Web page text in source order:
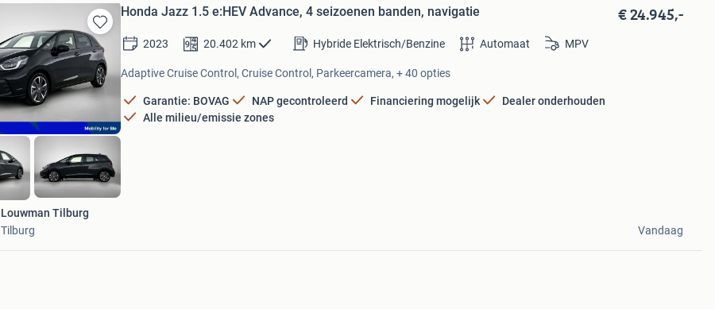
Bewaren
in
Mijn
Favorieten
Honda Jazz 1.5 e:HEV Advance, 4 seizoenen banden, navigatie € 24.945,-
2023 20.402 km Hybride Elektrisch/Benzine Automaat MPV
Adaptive Cruise Control, Cruise Control, Parkeercamera, + 40 opties
Garantie: BOVAG NAP gecontroleerd Financiering mogelijk
Dealer onderhouden
Alle milieu/emissie zones
Louwman Tilburg
Tilburg
Vandaag